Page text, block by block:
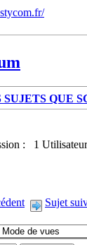
SUJETS QUE
: 1
Sujet